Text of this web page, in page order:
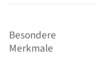
Besondere
Merkmale